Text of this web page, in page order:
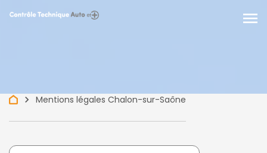
menu
keyboard_arrow_right Mentions légales Chalon-sur-Saône